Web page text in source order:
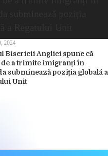
Bisericii Angliei spune că
de a trimite imigranți în
subminează poziția globală a
Unit
2024